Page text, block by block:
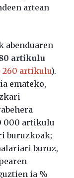
artean
abenduaren
artikulu
260 artikulu).
emateko,
000 artikulu
buruzkoak;
buruz,
ia %